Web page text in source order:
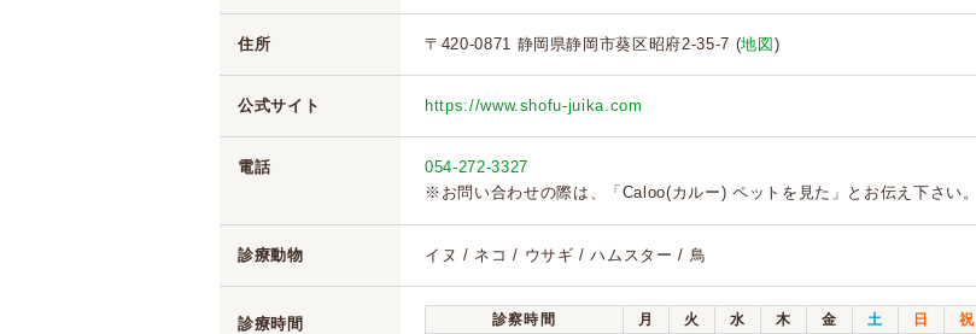
住所 〒420-0871 静岡県静岡市葵区昭府2-35-7 (地図 )
公式サイト https://www.shofu-juika.com
電話
054-272-3327
※お問い合わせの際は、「Caloo(カルー) ペットを見た」とお伝え下さい。
診療動物 イヌ / ネコ / ウサギ / ハムスター / 鳥
診療時間 診察時間 月 火 水 木 金 土 日
祝